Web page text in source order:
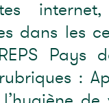
dans les
: